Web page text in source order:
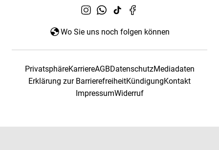
Wo Sie uns noch folgen können
PrivatsphäreKarriereAGBDatenschutzMediadaten
Erklärung zur BarrierefreiheitKündigungKontakt
ImpressumWiderruf